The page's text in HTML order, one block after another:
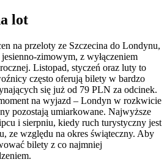
lot
na przeloty ze Szczecina do Londynu,
zimowym, z wyłączeniem
Listopad, styczeń oraz luty to
często oferują bilety w bardzo
się już od 79 PLN za odcinek.
na wyjazd – Londyn w rozkwicie
pozostają umiarkowane. Najwyższe
i sierpniu, kiedy ruch turystyczny jest
ze względu na okres świąteczny. Aby
bilety z co najmniej